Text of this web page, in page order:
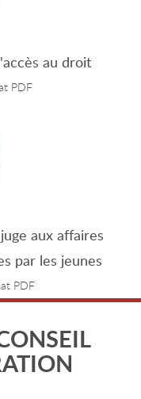
au droit
PDF
aux affaires
par les jeunes
PDF